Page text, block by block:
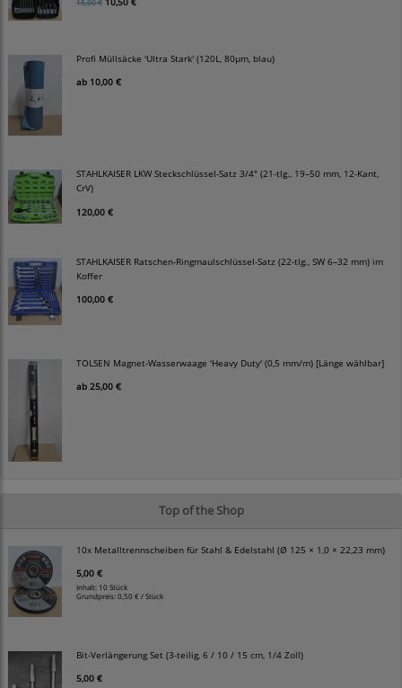
15,00 €
Profi Müllsäcke 'Ultra Stark' (120L, 80µm, blau)
ab 10,00 €
STAHLKAISER LKW Steckschlüssel-Satz 3/4" (21-tlg., 19–50 mm, 12-Kant,
CrV)
120,00 €
STAHLKAISER Ratschen-Ringmaulschlüssel-Satz (22-tlg., SW 6–32 mm) im
Koffer
100,00 €
TOLSEN Magnet-Wasserwaage 'Heavy Duty' (0,5 mm/m) [Länge wählbar]
ab 25,00 €
Top of the Shop
10x Metalltrennscheiben für Stahl & Edelstahl (Ø 125 × 1,0 × 22,23 mm)
5,00 €
Inhalt: 10 Stück
Grundpreis:0,50 € / Stück
Bit-Verlängerung Set (3-teilig, 6 / 10 / 15 cm, 1/4 Zoll)
5,00 €